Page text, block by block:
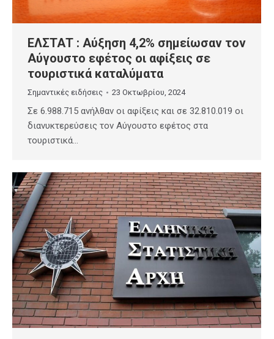
ΕΛΣΤΑΤ : Αύξηση 4,2% σημείωσαν τον
Αύγουστο εφέτος οι αφίξεις σε
τουριστικά καταλύματα
Σημαντικές ειδήσεις 23 Οκτωβρίου, 2024
Σε 6.988.715 ανήλθαν οι αφίξεις και σε 32.810.019 οι
διανυκτερεύσεις τον Αύγουστο εφέτος στα
τουριστικά…